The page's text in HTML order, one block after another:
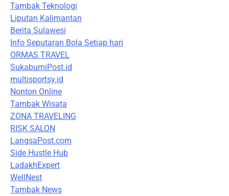
Tambak Teknologi
Liputan Kalimantan
Berita Sulawesi
Info Seputaran Bola Setiap hari
ORMAS TRAVEL
SukabumiPost.id
multisportsy.id
Nonton Online
Tambak Wisata
ZONA TRAVELING
RISK SALON
LangsaPost.com
Side Hustle Hub
LadakhExpert
WellNest
Tambak News